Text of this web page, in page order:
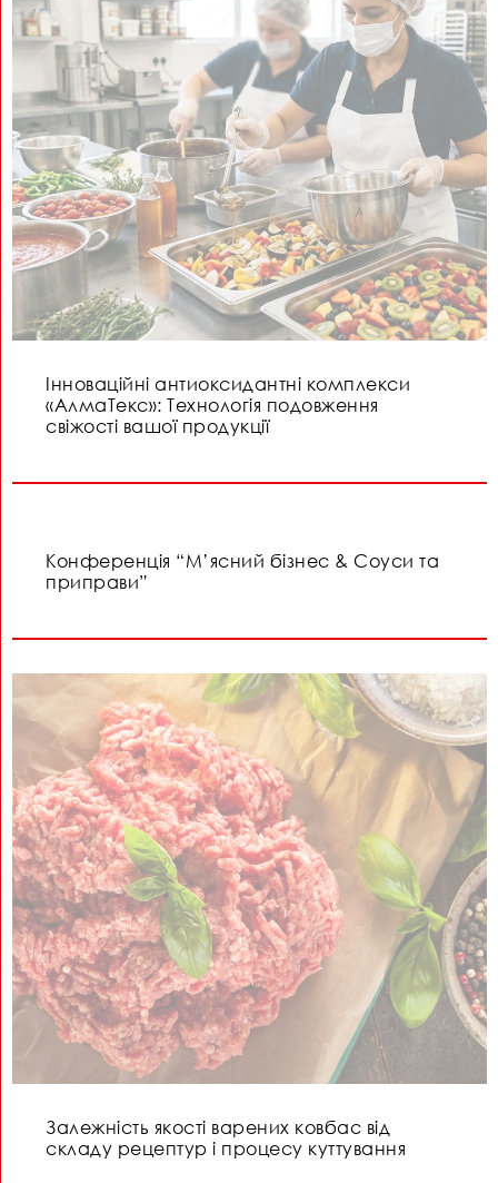
Інноваційні антиоксидантні комплекси
«АлмаТекс»: Технологія подовження
свіжості вашої продукції
Конференція “М’ясний бізнес & Соуси та
приправи”
Залежність якості варених ковбас від
складу рецептур і процесу куттування